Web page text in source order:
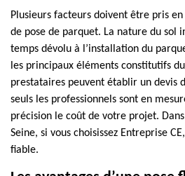
Plusieurs facteurs doivent être pris
de pose de parquet. La nature du sol
temps dévolu à l’installation du
les principaux éléments constitutifs
prestataires peuvent établir un devis
seuls les professionnels sont en
précision le coût de votre projet.
Seine, si vous choisissez Entreprise
fiable.